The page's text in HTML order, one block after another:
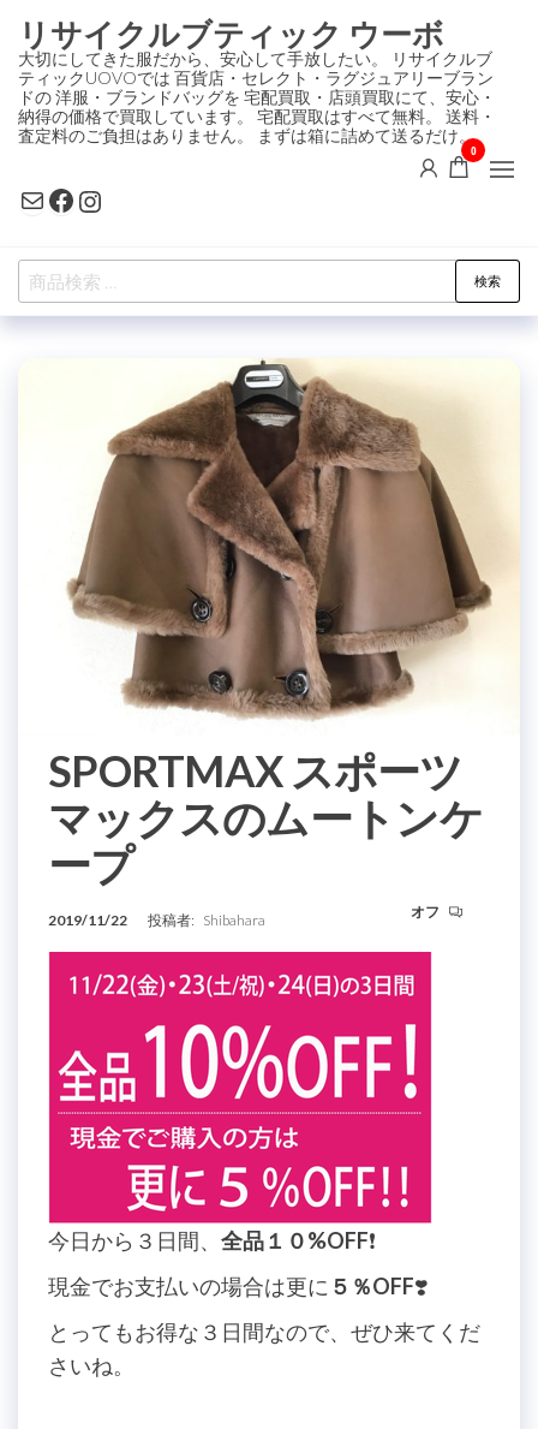
ン
テ
ン
ツ
プ
リサイクルブティック ウーボ
大切にしてきた服だから、安心して手放したい。 リサイクルブ
ティックUOVOでは 百貨店・セレクト・ラグジュアリーブラン
ドの 洋服・ブランドバッグを 宅配買取・店頭買取にて、安心・
納得の価格で買取しています。 宅配買取はすべて無料。 送料・
査定料のご負担はありません。 まずは箱に詰めて送るだけ。
MailFacebook
Instagram
0
検
索
検索
SPORTMAX スポーツ
マックスのムートンケ
ープ
2019/11/22 投稿者: Shibahara オフ
今日から３日間、 全品１０%OFF❗️
現金でお支払いの場合は更に ５％OFF❣️
とってもお得な３日間なので、ぜひ来てくだ
さいね。